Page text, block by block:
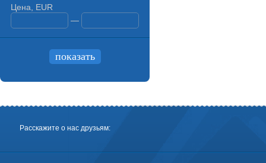
Цена, EUR
—
Расскажите о нас друзьям: